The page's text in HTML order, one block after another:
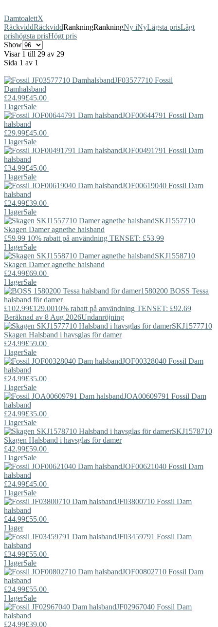
DamtoalettX
RäckviddRäckviddRankningRankningNy iNyLägsta prisLågt
prishögsta prisHögt pris
Show
Visar 1 till 29 av 29
Sida 1 av 1
JF03577710 Fossil
Damhalsband
£24.99£45.00
I lagerSale
JOF00644791 Fossil Dam
halsband
£29.99£45.00
I lagerSale
JOF00491791 Fossil Dam
halsband
£34.99£45.00
I lagerSale
JOF00619040 Fossil Dam
halsband
£24.99£39.00
I lagerSale
SKJ1557710
Skagen Damer agnethe halsband
£59.99 10% rabatt på användning TENSET: £53.99
I lagerSale
SKJ1558710
Skagen Damer agnethe halsband
£24.99£69.00
I lagerSale
1580200 BOSS Tessa
halsband för damer
£102.99£129.0010% rabatt på användning TENSET: £92.69
Beräknad av 8 Aug 2026Undanröjning
SKJ1577710
Skagen Halsband i havsglas för damer
£24.99£59.00
I lagerSale
JOF00328040 Fossil Dam
halsband
£24.99£35.00
I lagerSale
JOA00609791 Fossil Dam
halsband
£24.99£35.00
I lagerSale
SKJ1578710
Skagen Halsband i havsglas för damer
£42.99£59.00
I lagerSale
JOF00621040 Fossil Dam
halsband
£24.99£45.00
I lagerSale
JF03800710 Fossil Dam
halsband
£44.99£55.00
I lager
JF03459791 Fossil Dam
halsband
£34.99£55.00
I lagerSale
JOF00802710 Fossil Dam
halsband
£24.99£55.00
I lagerSale
JF02967040 Fossil Dam
halsband
£24.99£39.00